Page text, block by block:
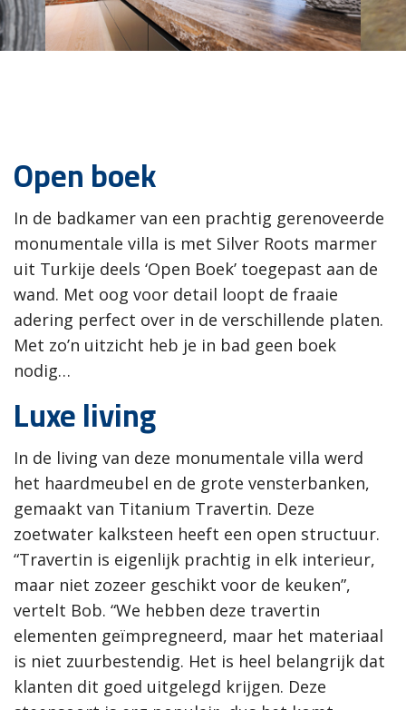
Open boek
In de badkamer van een prachtig gerenoveerde
monumentale villa is met Silver Roots marmer
uit Turkije deels ‘Open Boek’ toegepast aan de
wand. Met oog voor detail loopt de fraaie
adering perfect over in de verschillende platen.
Met zo’n uitzicht heb je in bad geen boek
nodig…
Luxe living
In de living van deze monumentale villa werd
het haardmeubel en de grote vensterbanken,
gemaakt van Titanium Travertin. Deze
zoetwater kalksteen heeft een open structuur.
“Travertin is eigenlijk prachtig in elk interieur,
maar niet zozeer geschikt voor de keuken”,
vertelt Bob. “We hebben deze travertin
elementen geïmpregneerd, maar het materiaal
is niet zuurbestendig. Het is heel belangrijk dat
klanten dit goed uitgelegd krijgen. Deze